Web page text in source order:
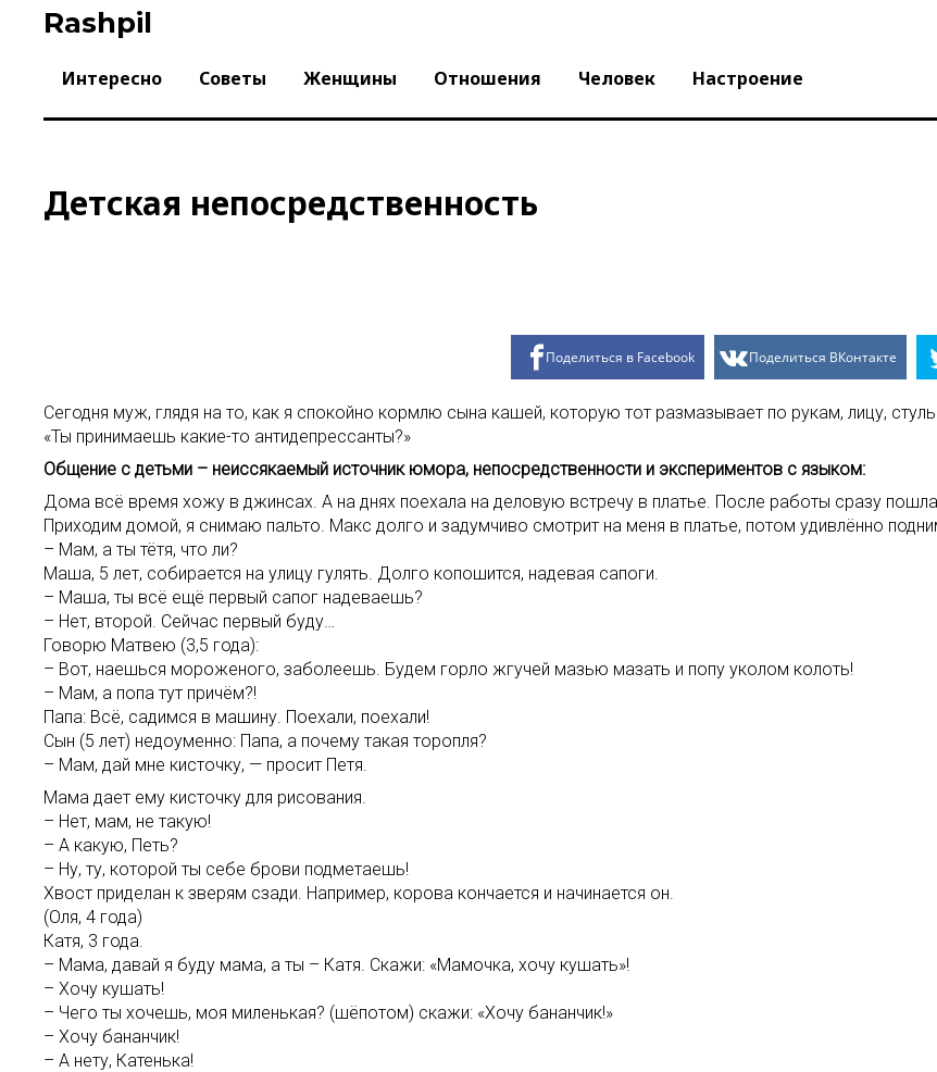
Rashpil
Интересно Советы Женщины Отношения Человек Настроение
Детская непосредственность
Поделиться в Facebook Поделиться ВКонтакте
Сегодня муж, глядя на то, как я спокойно кормлю сына кашей, которую тот размазывает по рукам, лицу,
«Ты принимаешь какие-то антидепрессанты?»
Общение с детьми – неиссякаемый источник юмора, непосредственности и экспериментов с языком:
Дома всё время хожу в джинсах. А на днях поехала на деловую встречу в платье. После работы сразу
Приходим домой, я снимаю пальто. Макс долго и задумчиво смотрит на меня в платье, потом удивлённо
– Мам, а ты тётя, что ли?
Маша, 5 лет, собирается на улицу гулять. Долго копошится, надевая сапоги.
– Маша, ты всё ещё первый сапог надеваешь?
– Нет, второй. Сейчас первый буду…
Говорю Матвею (3,5 года):
– Вот, наешься мороженого, заболеешь. Будем горло жгучей мазью мазать и попу уколом колоть!
– Мам, а попа тут причём?!
Папа: Всё, садимся в машину. Поехали, поехали!
Сын (5 лет) недоуменно: Папа, а почему такая торопля?
– Мам, дай мне кисточку, — просит Петя.
Мама дает ему кисточку для рисования.
– Нет, мам, не такую!
– А какую, Петь?
– Ну, ту, которой ты себе брови подметаешь!
Хвост приделан к зверям сзади. Например, корова кончается и начинается он.
(Оля, 4 года)
Катя, 3 года.
– Мама, давай я буду мама, а ты – Катя. Скажи: «Мамочка, хочу кушать»!
– Хочу кушать!
– Чего ты хочешь, моя миленькая? (шёпотом) скажи: «Хочу бананчик!»
– Хочу бананчик!
– А нету, Катенька!